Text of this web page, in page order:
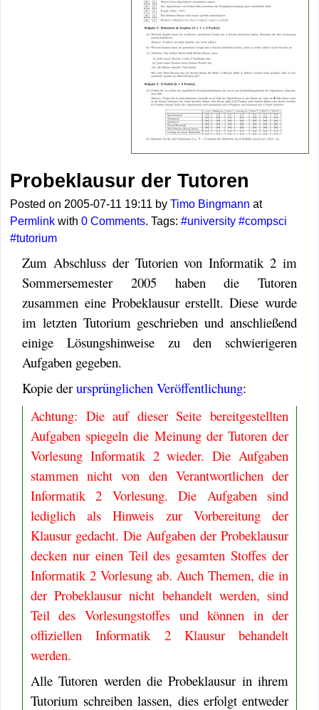
Probeklausur der Tutoren
Posted on 2005-07-11 19:11 byTimo Bingmann at
Permlink with0 Comments. Tags:#university #compsci
#tutorium
Zum Abschluss der Tutorien von Informatik 2 im
Sommersemester 2005 haben die Tutoren
zusammen eine Probeklausur erstellt. Diese wurde
im letzten Tutorium geschrieben und anschließend
einige Lösungshinweise zu den schwierigeren
Aufgaben gegeben.
Kopie derursprünglichen Veröffentlichung:
Achtung: Die auf dieser Seite bereitgestellten
Aufgaben spiegeln die Meinung der Tutoren der
Vorlesung Informatik 2 wieder. Die Aufgaben
stammen nicht von den Verantwortlichen der
Informatik 2 Vorlesung. Die Aufgaben sind
lediglich als Hinweis zur Vorbereitung der
Klausur gedacht. Die Aufgaben der Probeklausur
decken nur einen Teil des gesamten Stoffes der
Informatik 2 Vorlesung ab. Auch Themen, die in
der Probeklausur nicht behandelt werden, sind
Teil des Vorlesungstoffes und können in der
offiziellen Informatik 2 Klausur behandelt
werden.
Alle Tutoren werden die Probeklausur in ihrem
Tutorium schreiben lassen, dies erfolgt entweder